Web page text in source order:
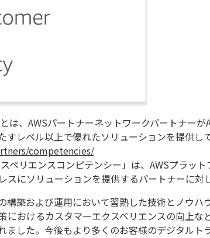
は、AWSパートナーネットワークパートナー
レベル以上で優れたソリューションを提供し
competencies/
スペリエンスコンピテンシー」は、AWSプラッ
スにソリューションを提供するパートナーに対
築および運用において習熟した技術とノウハ
におけるカスタマーエクスペリエンスの向上など
ました。今後もより多くのお客様のデジタルト